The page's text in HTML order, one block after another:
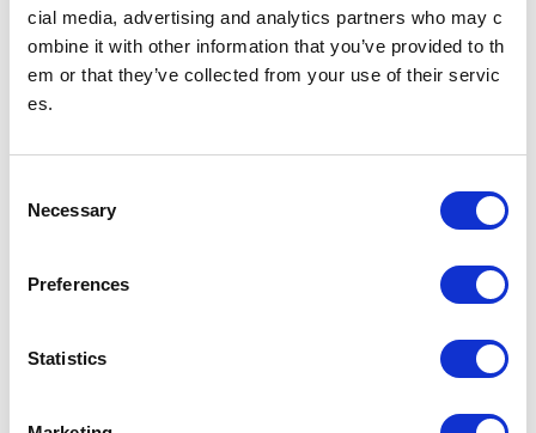
cial media, advertising and analytics partners who may c
ombine it with other information that you’ve provided to th
em or that they’ve collected from your use of their servic
es.
Necessary
Preferences
Statistics
神田駅について
乗降人員
(2025年
他鉄道との直結連絡駅及び共用している駅の乗降人員は